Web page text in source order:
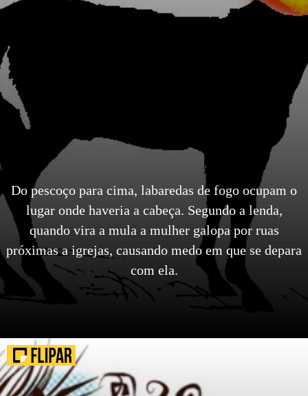
Do pescoço para cima, labaredas de fogo ocupam o
lugar onde haveria a cabeça. Segundo a lenda,
quando vira a mula a mulher galopa por ruas
próximas a igrejas, causando medo em que se depara
com ela.